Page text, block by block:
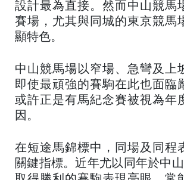
設計最為直接。然而中山競馬
賽場，尤其與同城的東京競馬
顯特色。
中山競馬場以窄場、急彎及上
即使最頑強的賽駒在此也面臨
或許正是有馬紀念賽被視為年
因。
在短途馬錦標中，同場及同程
關鍵指標。近年尤以同年於中